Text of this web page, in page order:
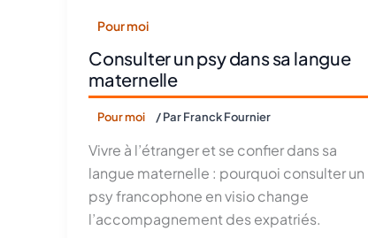
Pour moi
Consulter un psy dans sa langue
maternelle
Pour moi / ParFranck Fournier
Vivre à l’étranger et se confier dans sa
langue maternelle : pourquoi consulter un
psy francophone en visio change
l’accompagnement des expatriés.